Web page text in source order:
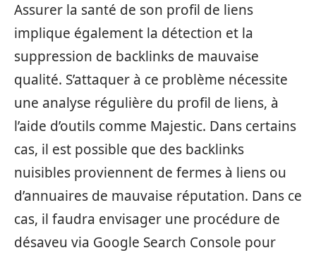
Assurer la santé de son profil de liens
implique également la détection et la
suppression de backlinks de mauvaise
qualité. S’attaquer à ce problème nécessite
une analyse régulière du profil de liens, à
l’aide d’outils comme Majestic. Dans certains
cas, il est possible que des backlinks
nuisibles proviennent de fermes à liens ou
d’annuaires de mauvaise réputation. Dans ce
cas, il faudra envisager une procédure de
désaveu via Google Search Console pour